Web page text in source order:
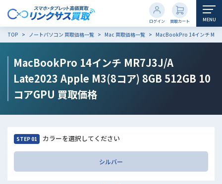
買取カート
ログイン MENU
TOP ノートパソコン 買取価格一覧 Mac 買取価格一覧 MacBookPro 14インチ
MacBookPro 14インチ MR7J3J/A
Late2023 Apple M3(8コア) 8GB 512GB 10
コアGPU 買取価格
STEP 01 カラーを選択してください
シルバー